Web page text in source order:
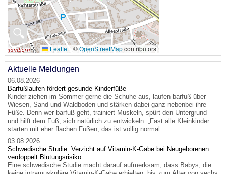
🔍
Leaflet | ©OpenStreetMapcontributors
Aktuelle Meldungen
06.08.2026
Barfußlaufen fördert gesunde Kinderfüße
Kinder ziehen im Sommer gerne die Schuhe aus, laufen barfuß über
Wiesen, Sand und Waldboden und stärken dabei ganz nebenbei ihre
Füße. Denn wer barfuß geht, trainiert Muskeln, spürt den Untergrund
und hilft dem Fuß, sich natürlich zu entwickeln. „Fast alle Kleinkinder
starten mit eher flachen Füßen, das ist völlig normal.
03.08.2026
Schwedische Studie: Verzicht auf Vitamin-K-Gabe bei Neugeborenen
verdoppelt Blutungsrisiko
Eine schwedische Studie macht darauf aufmerksam, dass Babys, die